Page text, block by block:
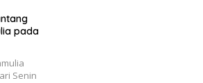
pada
Senin